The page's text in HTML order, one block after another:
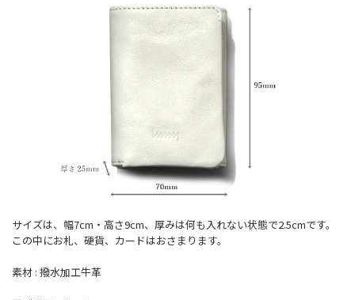
サイズは、幅7cm・高さ9cm、厚みは何も入れない状態で2.5cmです。
この中にお札、硬貨、カードはおさまります。
素材 : 撥水加工牛革